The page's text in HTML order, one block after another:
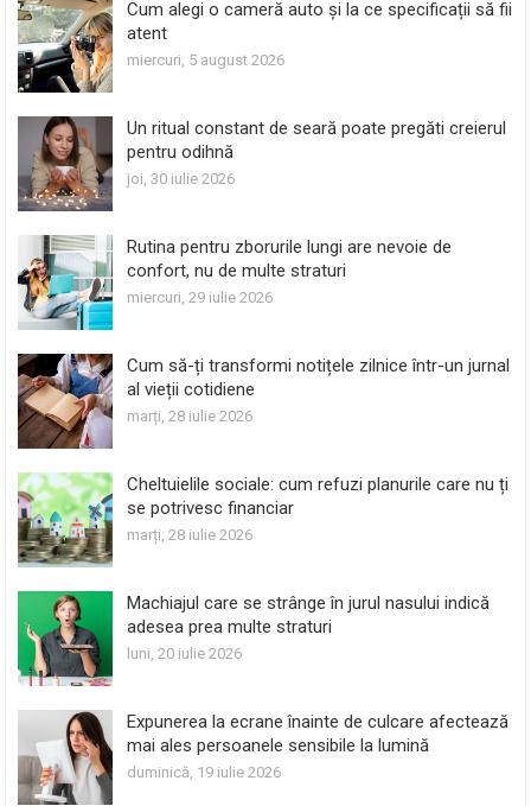
Cum alegi o cameră auto și la ce specificații să fii
atent
miercuri, 5 august 2026
Un ritual constant de seară poate pregăti creierul
pentru odihnă
joi, 30 iulie 2026
Rutina pentru zborurile lungi are nevoie de
confort, nu de multe straturi
miercuri, 29 iulie 2026
Cum să-ți transformi notițele zilnice într-un jurnal
al vieții cotidiene
marți, 28 iulie 2026
Cheltuielile sociale: cum refuzi planurile care nu ți
se potrivesc financiar
marți, 28 iulie 2026
Machiajul care se strânge în jurul nasului indică
adesea prea multe straturi
luni, 20 iulie 2026
Expunerea la ecrane înainte de culcare afectează
mai ales persoanele sensibile la lumină
duminică, 19 iulie 2026